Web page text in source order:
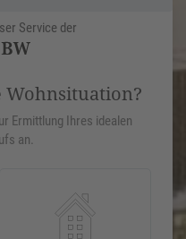
Service der
Ermittlung Ihres idealen
an.